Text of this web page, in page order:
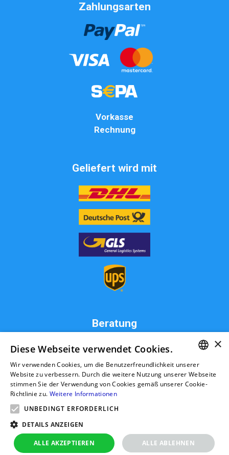
Zahlungsarten
Vorkasse
Rechnung
Geliefert wird mit
Beratung
MW Live KFZ Teile GmbH
31234 Edemissen
Deutschland
info@ttk-ac.de
Seitenverzeichnis
GERMAN
RUSSIAN
×
Diese Webseite verwendet Cookies.
Wir verwenden Cookies, um die Benutzerfreundlichkeit unserer
Website zu verbessern. Durch die weitere Nutzung unserer Webseite
stimmen Sie der Verwendung von Cookies gemäß unserer Cookie-
Richtlinie zu. Weitere Informationen
UNBEDINGT ERFORDERLICH
DETAILS ANZEIGEN
ALLE AKZEPTIEREN ALLE ABLEHNEN